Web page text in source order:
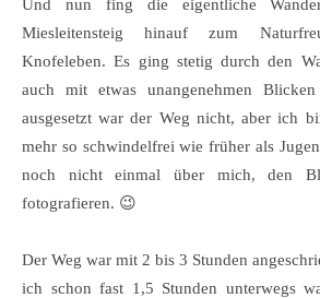
Und nun fing die eigentliche
Miesleitensteig hinauf zum
Knofeleben. Es ging stetig durch den
auch mit etwas unangenehmen
ausgesetzt war der Weg nicht, aber ich
mehr so schwindelfrei wie früher als
noch nicht einmal über mich, den
fotografieren. 😉
Der Weg war mit 2 bis 3 Stunden
ich schon fast 1,5 Stunden unterwegs